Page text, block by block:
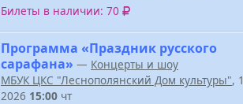
Билеты в наличии: 70
Программа «Праздник русского
сарафана» — Концерты и шоу
МБУК ЦКС "Леснополянский Дом культуры",
2026 15:00 чт